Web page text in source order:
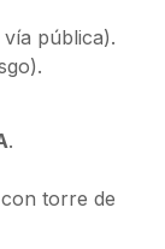
pública).
.
torre de